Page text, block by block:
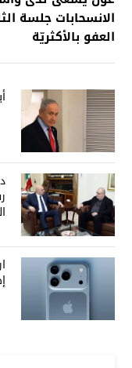
الانسحابات جلسة
العفو بالأكثريّة